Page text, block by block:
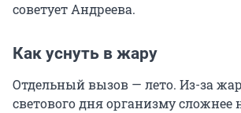
советует Андреева.
Как уснуть в жару
Отдельный вызов — лето. Из-за
светового дня организму сложнее